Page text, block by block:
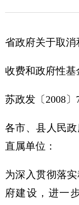
省政府关于取
收费和政府性基
苏政发〔2008〕
各市、县人民
直属单位：
为深入贯彻落
府建设，进一